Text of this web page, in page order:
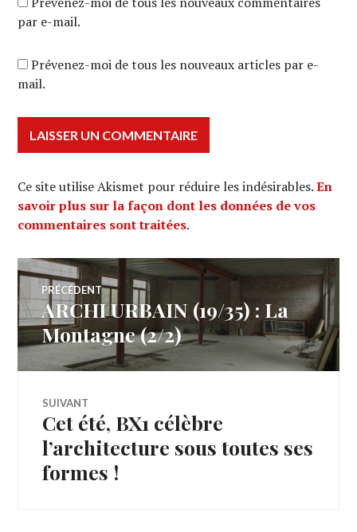
par e-mail.
Prévenez-moi de tous les nouveaux articles par e-
mail.
Ce site utilise Akismet pour réduire les indésirables.En
savoir plus sur la façon dont les données de vos
commentaires sont traitées.
Navigation
de
l’article
PRÉCÉDENT
Article
précédent :
ARCHI URBAIN (19/35) : La
Montagne (2/2)
SUIVANT
Article
Suivant:
Cet été, BX1 célèbre
l’architecture sous toutes ses
formes !